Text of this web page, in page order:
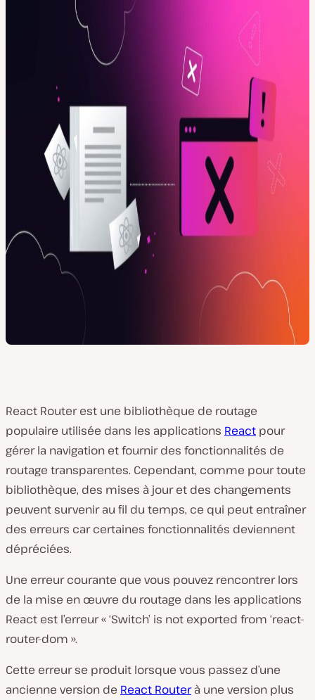
React Router est une bibliothèque de routage
populaire utilisée dans les applications React pour
gérer la navigation et fournir des fonctionnalités de
routage transparentes. Cependant, comme pour toute
bibliothèque, des mises à jour et des changements
peuvent survenir au fil du temps, ce qui peut entraîner
des erreurs car certaines fonctionnalités deviennent
dépréciées.
Une erreur courante que vous pouvez rencontrer lors
de la mise en œuvre du routage dans les applications
React est l’erreur « ‘Switch’ is not exported from ‘react-
router-dom ».
Cette erreur se produit lorsque vous passez d’une
ancienne version de React Routerà une version plus